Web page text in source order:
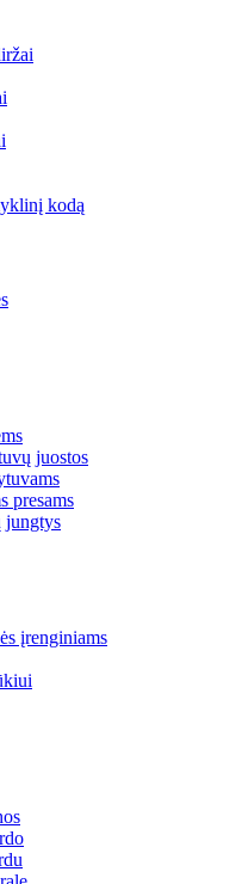
kodą
juostos
presams
jungtys
įrenginiams